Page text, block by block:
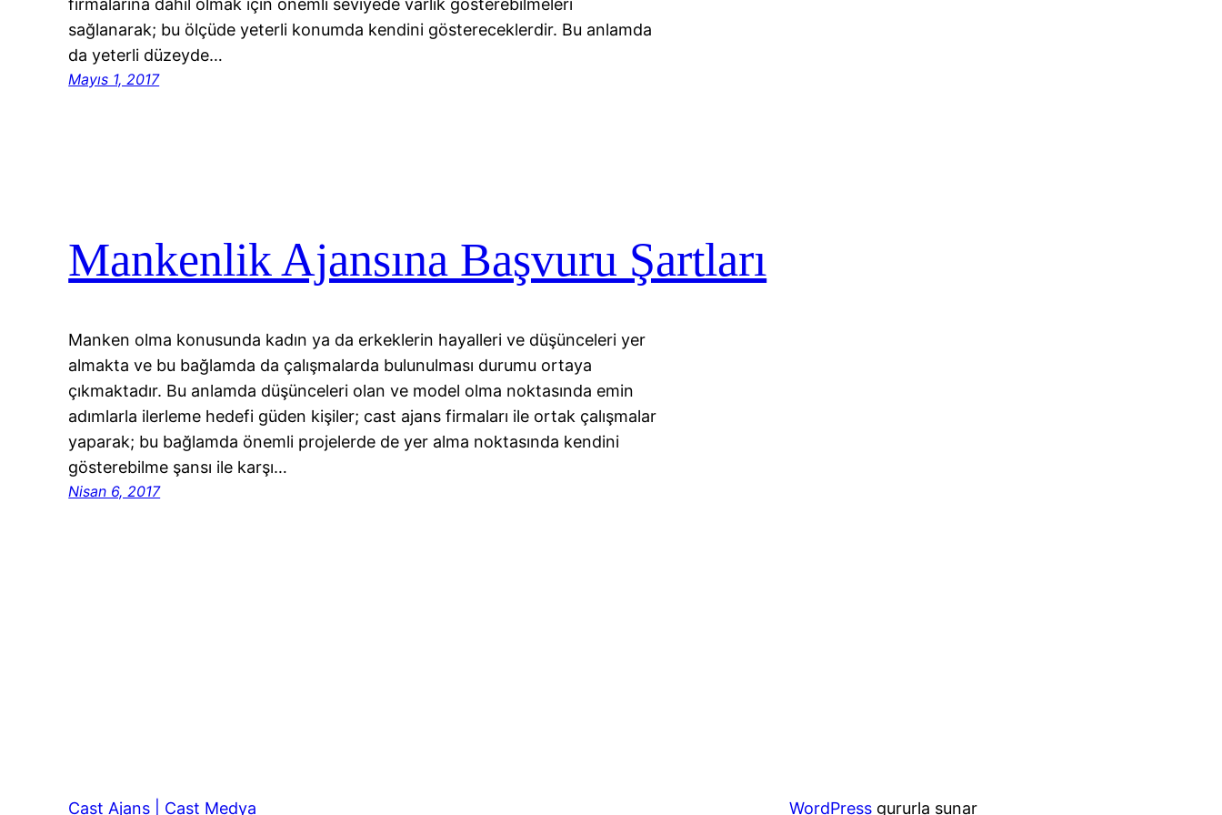
firmalarına dahil olmak için önemli seviyede varlık gösterebilmeleri
sağlanarak; bu ölçüde yeterli konumda kendini göstereceklerdir. Bu anlamda
da yeterli düzeyde…
Mayıs 1, 2017
Mankenlik Ajansına Başvuru Şartları
Manken olma konusunda kadın ya da erkeklerin hayalleri ve düşünceleri yer
almakta ve bu bağlamda da çalışmalarda bulunulması durumu ortaya
çıkmaktadır. Bu anlamda düşünceleri olan ve model olma noktasında emin
adımlarla ilerleme hedefi güden kişiler; cast ajans firmaları ile ortak çalışmalar
yaparak; bu bağlamda önemli projelerde de yer alma noktasında kendini
gösterebilme şansı ile karşı…
Nisan 6, 2017
Cast Ajans | Cast Medya WordPress gururla sunar